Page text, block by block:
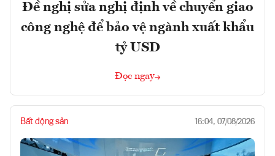
Đề nghị sửa nghị định về chuyển giao
công nghệ để bảo vệ ngành xuất khẩu
tỷ USD
Đọc ngay
Bất động sản 16:04, 07/08/2026